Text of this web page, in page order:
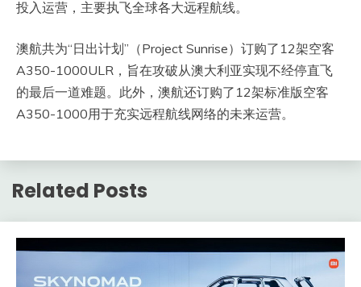
投入运营，主要执飞全球各大远程航线。
澳航共为“日出计划”（Project Sunrise）订购了12架空客
A350-1000ULR，旨在攻破从澳大利亚实现不经停直飞
的最后一道难题。此外，澳航还订购了12架标准版空客
A350-1000用于充实远程航线网络的未来运营。
Related Posts